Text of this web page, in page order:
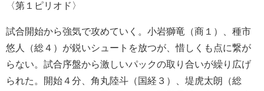
〈第１ピリオド〉
試合開始から強気で攻めていく。小岩獅竜（商１）、種市
悠人（総４）が鋭いシュートを放つが、惜しくも点に繋が
らない。試合序盤から激しいパックの取り合いが繰り広げ
られた。開始４分、角丸陸斗（国経３）、堤虎太朗（総